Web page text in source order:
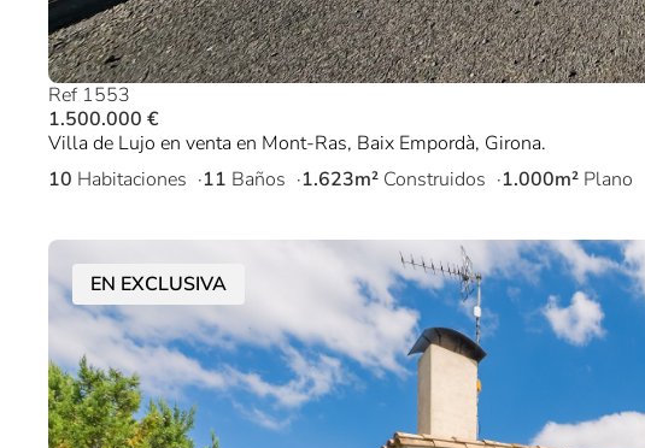
Ref 1553
1.500.000 €
Villa de Lujo en venta en Mont-Ras, Baix Empordà, Girona.
10 Habitaciones 11 Baños 1.623m² Construidos 1.000m² Plano
EN EXCLUSIVA